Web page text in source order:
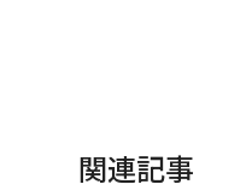
関連記事